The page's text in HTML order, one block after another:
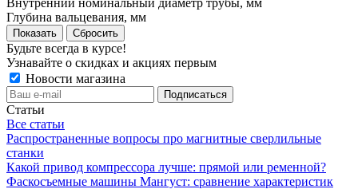
Глубина вальцевания, мм
Сбросить
Будьте всегда в курсе!
Узнавайте о скидках и акциях первым
Новости магазина
Статьи
Все статьи
Распространенные вопросы про магнитные сверлильные
станки
Какой привод компрессора лучше: прямой или ременной?
Фаскосъемные машины Мангуст: сравнение характеристик